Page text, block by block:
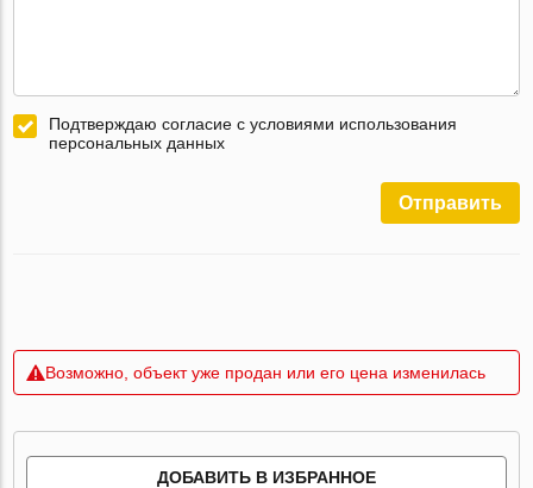
Подтверждаю согласие с условиями использования
персональных данных
Отправить
Возможно, объект уже продан или его цена изменилась
ДОБАВИТЬ В ИЗБРАННОЕ